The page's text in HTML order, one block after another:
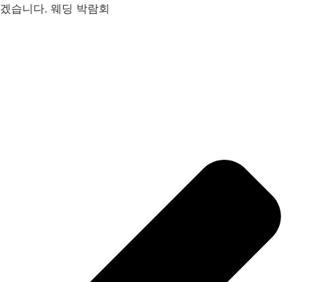
겠습니다. 웨딩 박람회